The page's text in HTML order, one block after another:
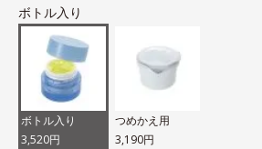
ボトル入り
ボトル入り
3,520円
つめかえ用
3,190円